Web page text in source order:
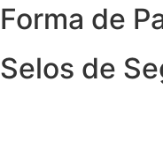
Forma de
Selos de